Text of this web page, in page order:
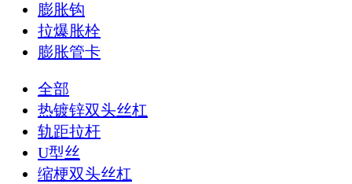
膨胀钩
拉爆胀栓
膨胀管卡
全部
热镀锌双头丝杠
轨距拉杆
U型丝
缩梗双头丝杠